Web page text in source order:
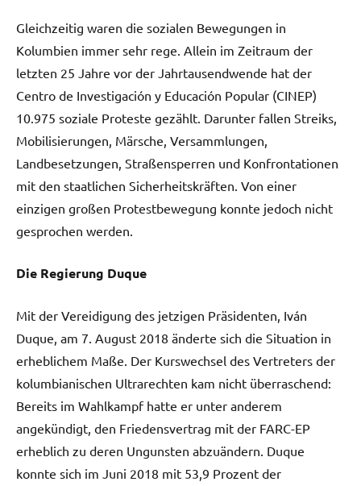
Gleichzeitig waren die sozialen Bewegungen in
Kolumbien immer sehr rege. Allein im Zeitraum der
letzten 25 Jahre vor der Jahrtausendwende hat der
Centro de Investigación y Educación Popular (CINEP)
10.975 soziale Proteste gezählt. Darunter fallen Streiks,
Mobilisierungen, Märsche, Versammlungen,
Landbesetzungen, Straßensperren und Konfrontationen
mit den staatlichen Sicherheitskräften. Von einer
einzigen großen Protestbewegung konnte jedoch nicht
gesprochen werden.
Die Regierung Duque
Mit der Vereidigung des jetzigen Präsidenten, Iván
Duque, am 7. August 2018 änderte sich die Situation in
erheblichem Maße. Der Kurswechsel des Vertreters der
kolumbianischen Ultrarechten kam nicht überraschend:
Bereits im Wahlkampf hatte er unter anderem
angekündigt, den Friedensvertrag mit der FARC-EP
erheblich zu deren Ungunsten abzuändern. Duque
konnte sich im Juni 2018 mit 53,9 Prozent der